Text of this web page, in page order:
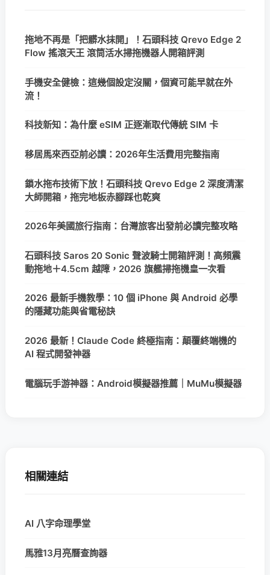
拖地不再是「把髒水抹開」！石頭科技 Qrevo Edge 2
Flow 搖滾天王 滾筒活水掃拖機器人開箱評測
手機安全健檢：這幾個設定沒關，個資可能早就在外
流！
科技新知：為什麼 eSIM 正逐漸取代傳統 SIM 卡
移居馬來西亞前必讀：2026年生活費用完整指南
鎖水拖布技術下放！石頭科技 Qrevo Edge 2 深度清潔
大師開箱，拖完地板赤腳踩也乾爽
2026年美國旅行指南：台灣旅客出發前必讀完整攻略
石頭科技 Saros 20 Sonic 聲波騎士開箱評測！高頻震
動拖地＋4.5cm 越障，2026 旗艦掃拖機皇一次看
2026 最新手機教學：10 個 iPhone 與 Android 必學
的隱藏功能與省電秘訣
2026 最新！Claude Code 終極指南：顛覆終端機的
AI 程式開發神器
電腦玩手游神器：Android模擬器推薦｜MuMu模擬器
相關連結
AI 八字命理學堂
馬雅13月亮曆查詢器